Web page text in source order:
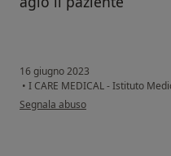
16 giugno 2023
• I CARE MEDICAL - Istituto
secondo l'opinione dell'utente
Segnala abuso